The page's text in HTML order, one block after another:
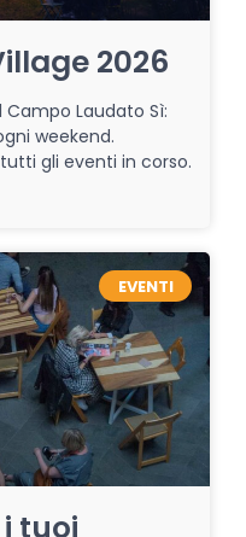
2026
Campo Laudato Sì:
weekend.
gli eventi in corso.
EVENTI
tuoi